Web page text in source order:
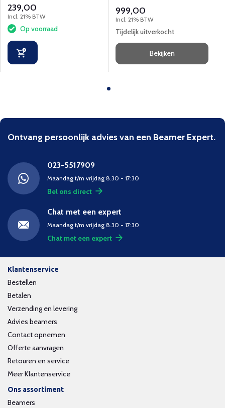
effectief gebruik. Niet voor
wandmontage.
239,00
Incl. 21% BTW
Op voorraad
dispenser.
999,00
Incl. 21% BTW
Tijdelijk uitverkocht
Bekijken
Ontvang persoonlijk advies van een Beamer Expert.
023-5517909
Maandag t/m vrijdag 8.30 - 17:30
Bel ons direct
Chat met een expert
Maandag t/m vrijdag 8.30 - 17:30
Chat met een expert
Klantenservice
Bestellen
Betalen
Verzending en levering
Advies beamers
Contact opnemen
Offerte aanvragen
Retouren en service
Meer Klantenservice
Ons assortiment
Beamers